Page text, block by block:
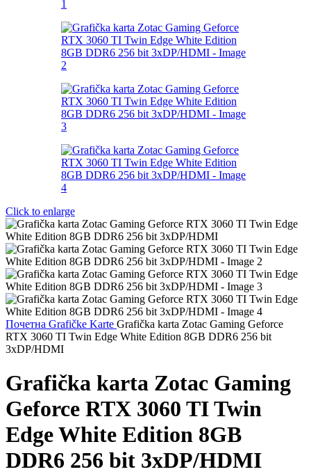
Click to enlarge
Почетна Grafičke Karte Grafička karta Zotac Gaming Geforce
RTX 3060 TI Twin Edge White Edition 8GB DDR6 256 bit
3xDP/HDMI
Grafička karta Zotac Gaming
Geforce RTX 3060 TI Twin
Edge White Edition 8GB
DDR6 256 bit 3xDP/HDMI